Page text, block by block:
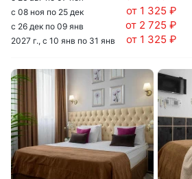
с 08 ноя по 25 дек от 1 325 ₽
с 26 дек по 09 янв от 2 725 ₽
2027 г., с 10 янв по 31 янв от 1 325 ₽